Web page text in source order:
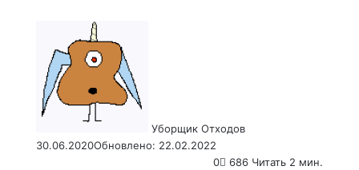
Уборщик Отходов
30.06.2020Обновлено: 22.02.2022
0
686 Читать 2 мин.